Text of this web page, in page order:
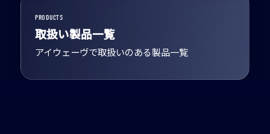
PRODUCTS
取扱い製品一覧
アイウェーヴで取扱いのある製品一覧